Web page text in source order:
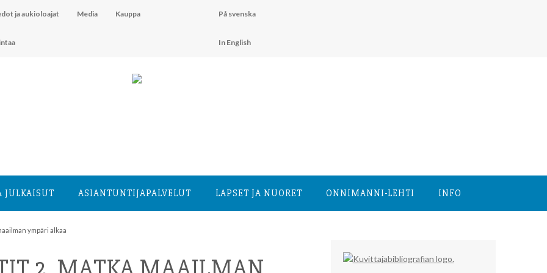
ja aukioloajat Media Kauppa På svenska
In English
JULKAISUT ASIANTUNTIJA­PALVELUT LAPSET JA NUORET ONNIMANNI-LEHTI INFO
ympäri alkaa